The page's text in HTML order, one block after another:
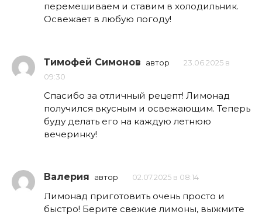
перемешиваем и ставим в холодильник.
Освежает в любую погоду!
Тимофей Симонов автор
23.06.2025 в
09:30
Спасибо за отличный рецепт! Лимонад
получился вкусным и освежающим. Теперь
буду делать его на каждую летнюю
вечеринку!
Валерия автор 02.07.2025 в 08:14
Лимонад приготовить очень просто и
быстро! Берите свежие лимоны, выжмите